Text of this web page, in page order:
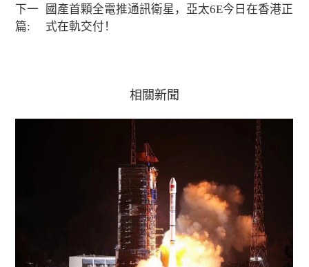
下一
篇:
國產首顆全電推通訊衛星，亞太6E今日在香港正
式在軌交付！
相關新聞